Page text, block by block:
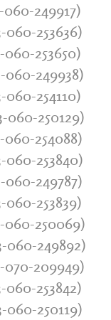
060-249917)
060-253636)
060-253650)
060-249938)
060-254110)
060-250129)
060-254088)
060-253840)
060-249787)
060-253839)
060-250069)
060-249892)
070-209949)
060-253842)
060-250119)